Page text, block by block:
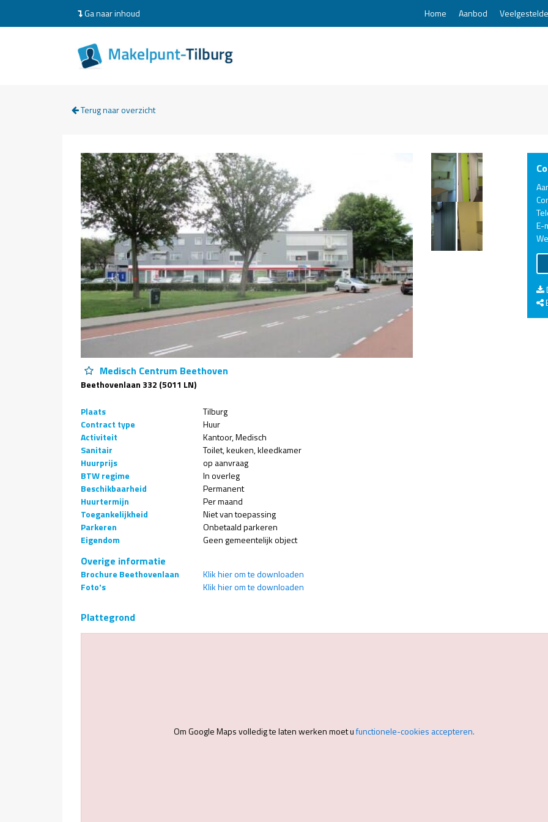
Ga naar inhoud Home Aanbod
Terug naar overzicht
Medisch Centrum Beethoven
Beethovenlaan 332 (5011 LN)
Plaats
Tilburg
Contract type
Huur
Activiteit
Kantoor Medisch
Sanitair
Toilet keuken kleedkamer
Huurprijs
op aanvraag
BTW regime
In overleg
Beschikbaarheid
Permanent
Huurtermijn
Per maand
Toegankelijkheid
Niet van toepassing
Parkeren
Onbetaald parkeren
Eigendom
Geen gemeentelijk object
Overige informatie
Brochure Beethovenlaan
Klik hier om te downloaden
Foto's
Klik hier om te downloaden
Plattegrond
Om Google Maps volledig te laten werken moet ufunctionele-cookies accepteren.
E-